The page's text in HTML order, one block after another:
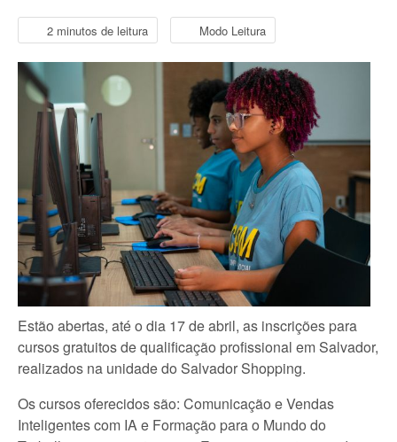
2 minutos de leitura Modo Leitura
Estão abertas, até o dia 17 de abril, as inscrições para
cursos gratuitos de qualificação profissional em Salvador,
realizados na unidade do Salvador Shopping.
Os cursos oferecidos são: Comunicação e Vendas
Inteligentes com IA e Formação para o Mundo do